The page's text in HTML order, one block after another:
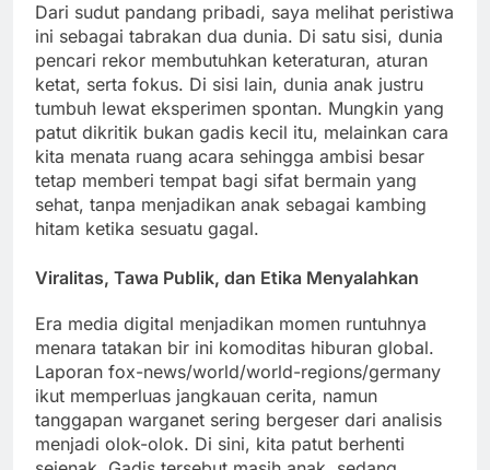
Dari sudut pandang pribadi, saya melihat peristiwa
ini sebagai tabrakan dua dunia. Di satu sisi, dunia
pencari rekor membutuhkan keteraturan, aturan
ketat, serta fokus. Di sisi lain, dunia anak justru
tumbuh lewat eksperimen spontan. Mungkin yang
patut dikritik bukan gadis kecil itu, melainkan cara
kita menata ruang acara sehingga ambisi besar
tetap memberi tempat bagi sifat bermain yang
sehat, tanpa menjadikan anak sebagai kambing
hitam ketika sesuatu gagal.
Viralitas, Tawa Publik, dan Etika Menyalahkan
Era media digital menjadikan momen runtuhnya
menara tatakan bir ini komoditas hiburan global.
Laporan fox-news/world/world-regions/germany
ikut memperluas jangkauan cerita, namun
tanggapan warganet sering bergeser dari analisis
menjadi olok-olok. Di sini, kita patut berhenti